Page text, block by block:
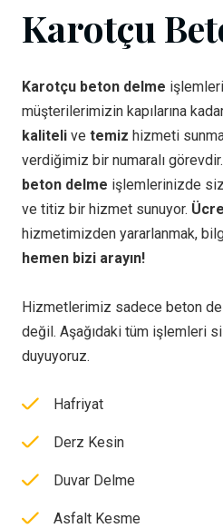
Karotçu
Karotçu beton delme
müşterilerimizin kapılarına
kaliteli ve temiz hizmeti
verdiğimiz bir numaralı
beton delme işlemlerinizde
ve titiz bir hizmet sunuyor.
hizmetimizden yararlanmak,
hemen bizi arayın!
Hizmetlerimiz sadece beton
değil. Aşağıdaki tüm işlemleri
duyuyoruz.
Hafriyat
Derz Kesin
Duvar Delme
Asfalt Kesme